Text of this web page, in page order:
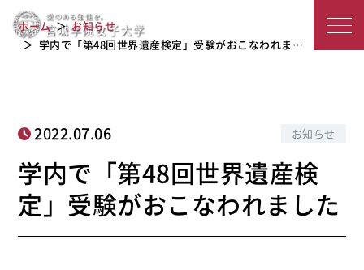
城
子
大
学
学内で「第48回世界遺産検定」受験が
おこなわれました
ホーム
お知らせ
学内で「第48回世界遺産検定」受験がおこなわれま…
2022.07.06 お知らせ
学内で「第48回世界遺産検
定」受験がおこなわれました